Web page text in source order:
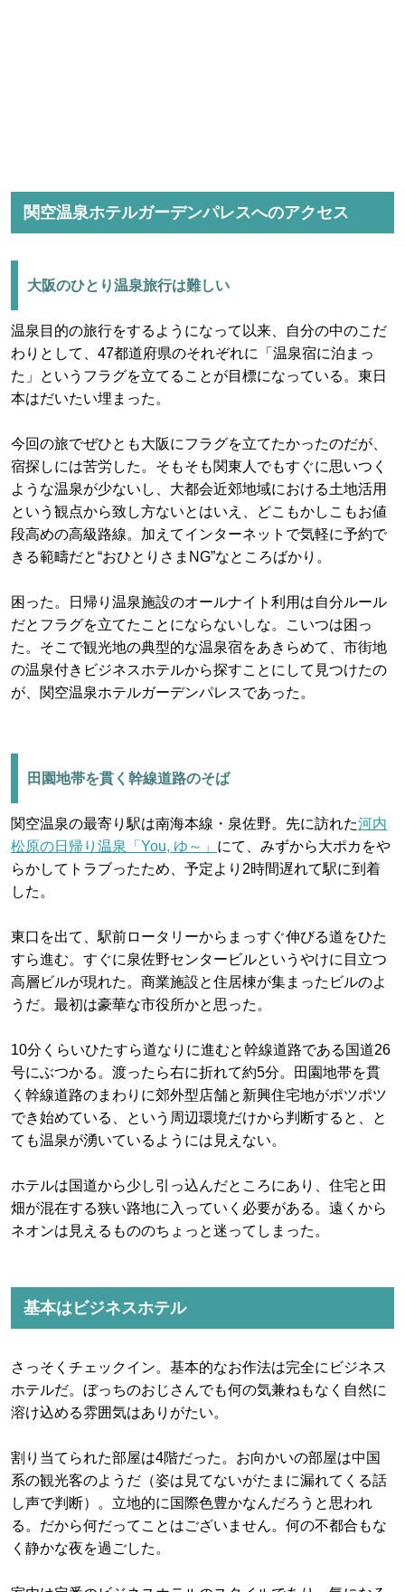
関空温泉ホテルガーデンパレスへのアクセス
大阪のひとり温泉旅行は難しい
温泉目的の旅行をするようになって以来、自分の中のこだ
わりとして、47都道府県のそれぞれに「温泉宿に泊まっ
た」というフラグを立てることが目標になっている。東日
本はだいたい埋まった。
今回の旅でぜひとも大阪にフラグを立てたかったのだが、
宿探しには苦労した。そもそも関東人でもすぐに思いつく
ような温泉が少ないし、大都会近郊地域における土地活用
という観点から致し方ないとはいえ、どこもかしこもお値
段高めの高級路線。加えてインターネットで気軽に予約で
きる範疇だと“おひとりさまNG”なところばかり。
困った。日帰り温泉施設のオールナイト利用は自分ルール
だとフラグを立てたことにならないしな。こいつは困っ
た。そこで観光地の典型的な温泉宿をあきらめて、市街地
の温泉付きビジネスホテルから探すことにして見つけたの
が、関空温泉ホテルガーデンパレスであった。
田園地帯を貫く幹線道路のそば
関空温泉の最寄り駅は南海本線・泉佐野。先に訪れた河内
松原の日帰り温泉「You, ゆ～」 にて、みずから大ポカをや
らかしてトラブったため、予定より2時間遅れて駅に到着
した。
東口を出て、駅前ロータリーからまっすぐ伸びる道をひた
すら進む。すぐに泉佐野センタービルというやけに目立つ
高層ビルが現れた。商業施設と住居棟が集まったビルのよ
うだ。最初は豪華な市役所かと思った。
10分くらいひたすら道なりに進むと幹線道路である国道26
号にぶつかる。渡ったら右に折れて約5分。田園地帯を貫
く幹線道路のまわりに郊外型店舗と新興住宅地がポツポツ
でき始めている、という周辺環境だけから判断すると、と
ても温泉が湧いているようには見えない。
ホテルは国道から少し引っ込んだところにあり、住宅と田
畑が混在する狭い路地に入っていく必要がある。遠くから
ネオンは見えるもののちょっと迷ってしまった。
基本はビジネスホテル
さっそくチェックイン。基本的なお作法は完全にビジネス
ホテルだ。ぼっちのおじさんでも何の気兼ねもなく自然に
溶け込める雰囲気はありがたい。
割り当てられた部屋は4階だった。お向かいの部屋は中国
系の観光客のようだ（姿は見てないがたまに漏れてくる話
し声で判断）。立地的に国際色豊かなんだろうと思われ
る。だから何だってことはございません。何の不都合もな
く静かな夜を過ごした。